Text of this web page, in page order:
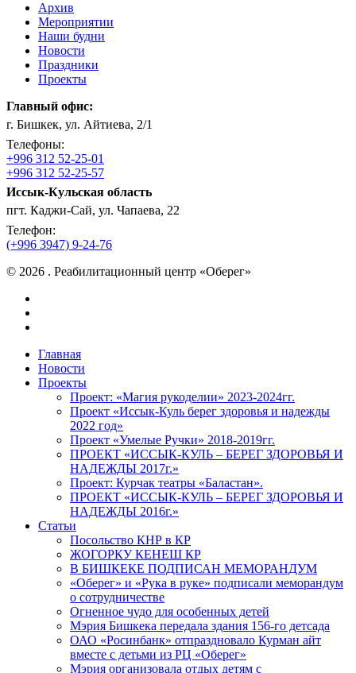
Архив
Мероприятии
Наши будни
Новости
Праздники
Проекты
Главный офис:
г. Бишкек, ул. Айтиева, 2/1
Телефоны:
+996 312 52-25-01
+996 312 52-25-57
Иссык-Кульская область
пгт. Каджи-Сай, ул. Чапаева, 22
Телефон:
(+996 3947) 9-24-76
© 2026 . Реабилитационный центр «Оберег»
Close
Menu
Главная
Новости
Проекты
Проект: «Магия рукоделии» 2023-2024гг.
Проект «Иссык-Куль берег здоровья и надежды
2022 год»
Проект «Умелые Ручки» 2018-2019гг.
ПРОЕКТ «ИССЫК-КУЛЬ – БЕРЕГ ЗДОРОВЬЯ И
НАДЕЖДЫ 2017г.»
Проект: Курчак театры «Баластан».
ПРОЕКТ «ИССЫК-КУЛЬ – БЕРЕГ ЗДОРОВЬЯ И
НАДЕЖДЫ 2016г.»
Статьи
Посольство КНР в КР
ЖОГОРКУ КЕНЕШ КР
В БИШКЕКЕ ПОДПИСАН МЕМОРАНДУМ
«Оберег» и «Рука в руке» подписали меморандум
о сотрудничестве
Огненное чудо для особенных детей
Мэрия Бишкека передала здания 156-го детсада
ОАО «Росинбанк» отпраздновало Курман айт
вместе с детьми из РЦ «Оберег»
Мэрия организовала отдых детям с